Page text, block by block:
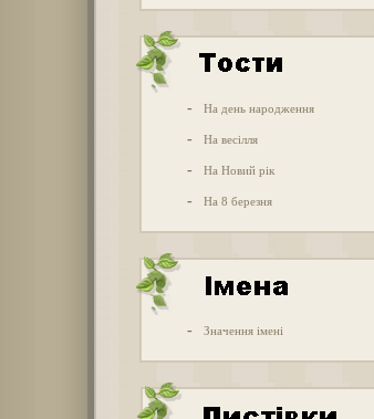
- На день народження
- На весілля
- На Новий рік
- На 8 березня
- Значення імені